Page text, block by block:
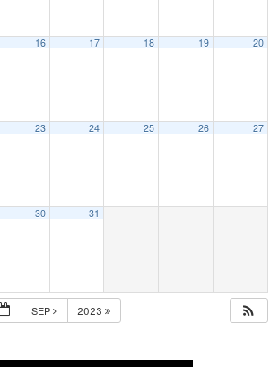
16 17 18 19 20
23 24 25 26 27
30 31
SEP 2023